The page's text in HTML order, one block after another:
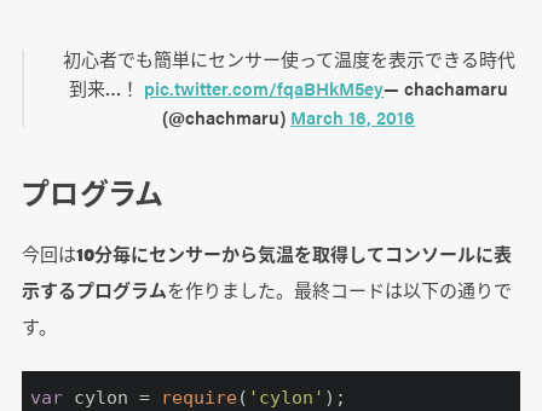
初心者でも簡単にセンサー使って温度を表示できる時代
到来…！ pic.twitter.com/fqaBHkM5ey— chachamaru
(@chachmaru) March 16, 2016
プログラム
今回は10分毎にセンサーから気温を取得してコンソールに表
示するプログラムを作りました。最終コードは以下の通りで
す。
var cylon = require( 'cylon' );